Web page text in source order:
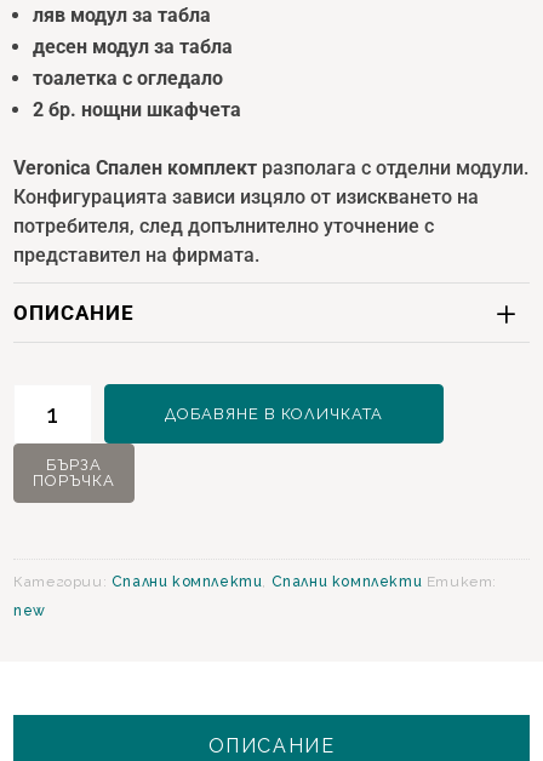
ляв модул за табла
десен модул за табла
тоалетка с огледало
2 бр. нощни шкафчета
Veronica Спален комплект разполага с отделни модули.
Конфигурацията зависи изцяло от изискването на
потребителя, след допълнително уточнение с
представител на фирмата.
ОПИСАНИЕ
Veronica
Спален
ДОБАВЯНЕ В КОЛИЧКАТА
БЪРЗА
ПОРЪЧКА
Категории: Спални комплекти, Спални комплекти Етикет:
new
ОПИСАНИЕ